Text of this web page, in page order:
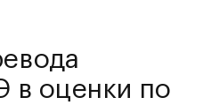
в оценки по